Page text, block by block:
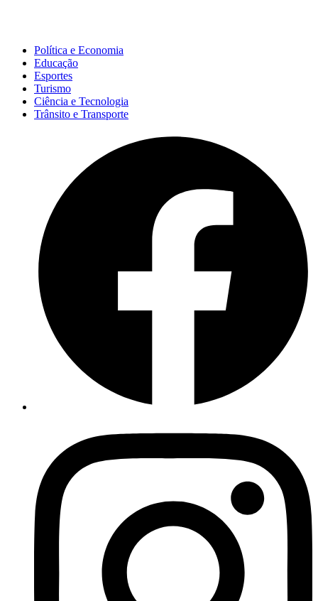
Política e Economia
Educação
Esportes
Turismo
Ciência e Tecnologia
Trânsito e Transporte